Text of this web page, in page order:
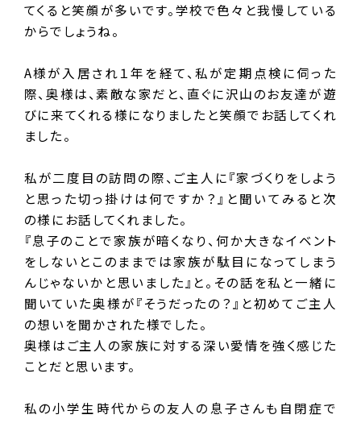
てくると笑顔が多いです。学校で色々と我慢している
からでしょうね。
A様が入居され１年を経て、私が定期点検に伺った
際、奥様は、素敵な家だと、直ぐに沢山のお友達が遊
びに来てくれる様になりましたと笑顔でお話してくれ
ました。
私が二度目の訪問の際、ご主人に『家づくりをしよう
と思った切っ掛けは何ですか？』と聞いてみると次
の様にお話してくれました。
『息子のことで家族が暗くなり、何か大きなイベント
をしないとこのままでは家族が駄目になってしまう
んじゃないかと思いました』と。その話を私と一緒に
聞いていた奥様が『そうだったの？』と初めてご主人
の想いを聞かされた様でした。
奥様はご主人の家族に対する深い愛情を強く感じた
ことだと思います。
私の小学生時代からの友人の息子さんも自閉症で